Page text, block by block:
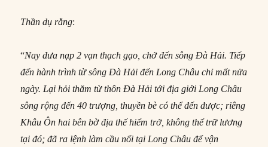
Thần dụ rằng:
“Nay đưa nạp 2 vạn thạch gạo, chở đến sông Đà Hải. Tiếp
đến hành trình từ sông Đà Hải đến Long Châu chỉ mất nửa
ngày. Lại hỏi thăm từ thôn Đà Hải tới địa giới Long Châu
sông rộng đến 40 trượng, thuyền bè có thể đến được; riêng
Khâu Ôn hai bên bờ địa thế hiểm trở, không thể trữ lương
tại đó; đã ra lệnh làm cầu nổi tại Long Châu để vận